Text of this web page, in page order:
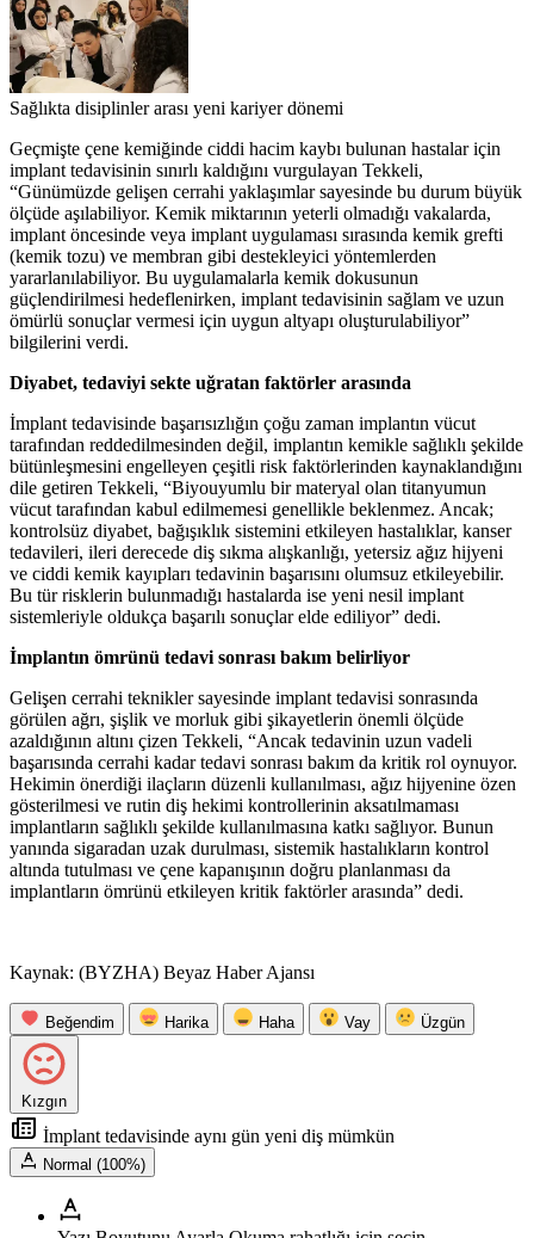
Sağlıkta disiplinler arası yeni kariyer dönemi
Geçmişte çene kemiğinde ciddi hacim kaybı bulunan hastalar için
implant tedavisinin sınırlı kaldığını vurgulayan Tekkeli,
“Günümüzde gelişen cerrahi yaklaşımlar sayesinde bu durum büyük
ölçüde aşılabiliyor. Kemik miktarının yeterli olmadığı vakalarda,
implant öncesinde veya implant uygulaması sırasında kemik grefti
(kemik tozu) ve membran gibi destekleyici yöntemlerden
yararlanılabiliyor. Bu uygulamalarla kemik dokusunun
güçlendirilmesi hedeflenirken, implant tedavisinin sağlam ve uzun
ömürlü sonuçlar vermesi için uygun altyapı oluşturulabiliyor”
bilgilerini verdi.
Diyabet, tedaviyi sekte uğratan faktörler arasında
İmplant tedavisinde başarısızlığın çoğu zaman implantın vücut
tarafından reddedilmesinden değil, implantın kemikle sağlıklı şekilde
bütünleşmesini engelleyen çeşitli risk faktörlerinden kaynaklandığını
dile getiren Tekkeli, “Biyouyumlu bir materyal olan titanyumun
vücut tarafından kabul edilmemesi genellikle beklenmez. Ancak;
kontrolsüz diyabet, bağışıklık sistemini etkileyen hastalıklar, kanser
tedavileri, ileri derecede diş sıkma alışkanlığı, yetersiz ağız hijyeni
ve ciddi kemik kayıpları tedavinin başarısını olumsuz etkileyebilir.
Bu tür risklerin bulunmadığı hastalarda ise yeni nesil implant
sistemleriyle oldukça başarılı sonuçlar elde ediliyor” dedi.
İmplantın ömrünü tedavi sonrası bakım belirliyor
Gelişen cerrahi teknikler sayesinde implant tedavisi sonrasında
görülen ağrı, şişlik ve morluk gibi şikayetlerin önemli ölçüde
azaldığının altını çizen Tekkeli, “Ancak tedavinin uzun vadeli
başarısında cerrahi kadar tedavi sonrası bakım da kritik rol oynuyor.
Hekimin önerdiği ilaçların düzenli kullanılması, ağız hijyenine özen
gösterilmesi ve rutin diş hekimi kontrollerinin aksatılmaması
implantların sağlıklı şekilde kullanılmasına katkı sağlıyor. Bunun
yanında sigaradan uzak durulması, sistemik hastalıkların kontrol
altında tutulması ve çene kapanışının doğru planlanması da
implantların ömrünü etkileyen kritik faktörler arasında” dedi.
Kaynak: (BYZHA) Beyaz Haber Ajansı
Beğendim Harika Haha Vay Üzgün
Kızgın
İmplant tedavisinde aynı gün yeni diş mümkün
Normal (100%)